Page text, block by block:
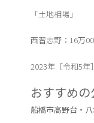
「土地相場」
西習志野：16
2023年［令和5年
おすすめ
船橋市高野台・